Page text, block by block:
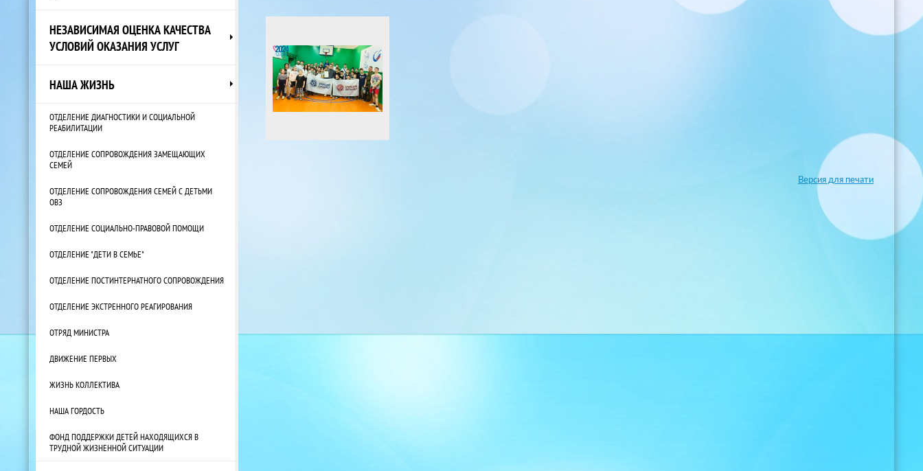
НЕЗАВИСИМАЯ ОЦЕНКА КАЧЕСТВА
УСЛОВИЙ ОКАЗАНИЯ УСЛУГ
НАША ЖИЗНЬ
ОТДЕЛЕНИЕ ДИАГНОСТИКИ И СОЦИАЛЬНОЙ
РЕАБИЛИТАЦИИ
ОТДЕЛЕНИЕ СОПРОВОЖДЕНИЯ ЗАМЕЩАЮЩИХ
СЕМЕЙ
ОТДЕЛЕНИЕ СОПРОВОЖДЕНИЯ СЕМЕЙ С ДЕТЬМИ
ОВЗ
ОТДЕЛЕНИЕ СОЦИАЛЬНО-ПРАВОВОЙ ПОМОЩИ
ОТДЕЛЕНИЕ "ДЕТИ В СЕМЬЕ"
ОТДЕЛЕНИЕ ПОСТИНТЕРНАТНОГО СОПРОВОЖДЕНИЯ
ОТДЕЛЕНИЕ ЭКСТРЕННОГО РЕАГИРОВАНИЯ
ОТРЯД МИНИСТРА
ДВИЖЕНИЕ ПЕРВЫХ
ЖИЗНЬ КОЛЛЕКТИВА
НАША ГОРДОСТЬ
ФОНД ПОДДЕРЖКИ ДЕТЕЙ НАХОДЯЩИХСЯ В
ТРУДНОЙ ЖИЗНЕННОЙ СИТУАЦИИ
Версия для печати